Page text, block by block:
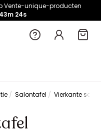
Vente-unique-producten
43m 24s
Salontafel Vierkante